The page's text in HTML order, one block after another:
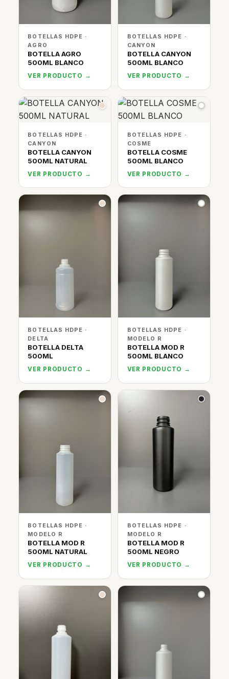
BOTELLAS HDPE ·
AGRO
BOTELLA AGRO
500ML BLANCO
VER PRODUCTO →
BOTELLAS HDPE ·
CANYON
BOTELLA CANYON
500ML BLANCO
VER PRODUCTO →
BOTELLAS HDPE ·
CANYON
BOTELLA CANYON
500ML NATURAL
VER PRODUCTO →
BOTELLAS HDPE ·
COSME
BOTELLA COSME
500ML BLANCO
VER PRODUCTO →
BOTELLAS HDPE ·
DELTA
BOTELLA DELTA
500ML
VER PRODUCTO →
BOTELLAS HDPE ·
MODELO R
BOTELLA MOD R
500ML BLANCO
VER PRODUCTO →
BOTELLAS HDPE ·
MODELO R
BOTELLA MOD R
500ML NATURAL
VER PRODUCTO →
BOTELLAS HDPE ·
MODELO R
BOTELLA MOD R
500ML NEGRO
VER PRODUCTO →